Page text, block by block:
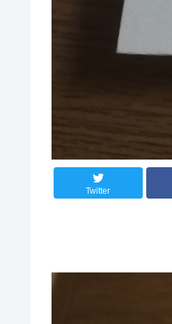
Twitter